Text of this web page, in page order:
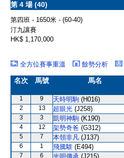
第 4 場 (40)
第四班 - 1650米 - (60-40)
汀九讓賽
HK$ 1,170,000
全方位賽事重溫
餘勢分析
名次 馬號 馬名
1 9 天時明駒 (H016)
2 13 超眼光 (J258)
3 3 凱明神駒 (K190)
4 12 架勢奇爸 (G312)
5 7 本領非凡 (J137)
6 1 飛騰騅 (E494)
7 6 光明傳承 (J215)